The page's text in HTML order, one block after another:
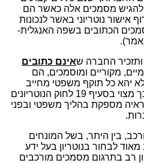
מסמכים אלה כאשר הם
נוטריוני באשר לנכונות
הכתובים בשפה האנגלית-
החברה שאינם כתובים
מקוריים ומוסמכים, הם
לא יהא כל תוקף משפטי מחייב
למסמכים אלו. המקור החוקי לכך מצוי בסעיף 19 לחוק הנוטריונים
ראיה מספקת בהליך משפטי ובפני
בין היתר, בשל המונחים
לבחור בנוטריון בעל ידע
רב בתרגום מסמכים מורכבים